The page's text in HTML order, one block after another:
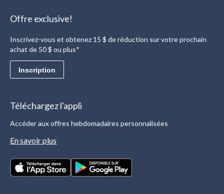
Offre exclusive!
Inscrivez-vous et obtenez 15 $ de réduction sur votre prochain
achat de 50 $ ou plus*
Inscription
Téléchargez l'appli
Accéder aux offres hebdomadaires personnalisées
En savoir plus